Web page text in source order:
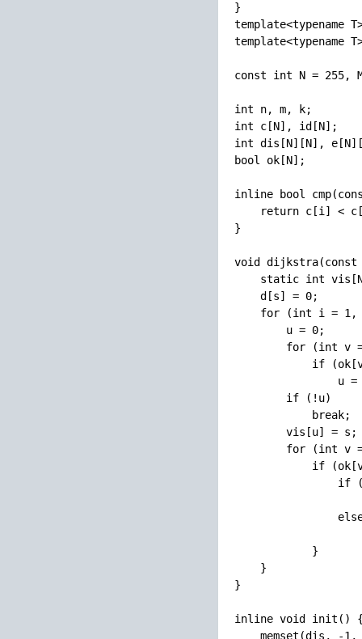
}
const int N = 255,
int n, m, k;
int c[N], id[N];
int dis[N][N],
bool ok[N];
inline bool
return c[i] <
}
void
static int
    d[s] = 0;
for (int i = 1,
        u = 0;
for (int v
if
u =
        if (!u)
            break;
        vis[u] = s;
for (int v
if
if
            }
    }
}
inline void init()
memset(dis, -1,